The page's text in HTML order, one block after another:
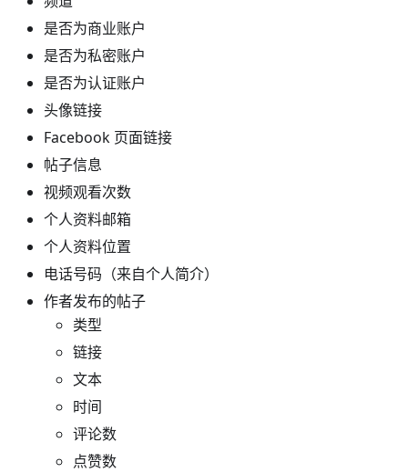
是否为商业账户
是否为私密账户
是否为认证账户
头像链接
Facebook 页面链接
帖子信息
视频观看次数
个人资料邮箱
个人资料位置
电话号码（来自个人简介）
作者发布的帖子
类型
链接
文本
时间
评论数
点赞数